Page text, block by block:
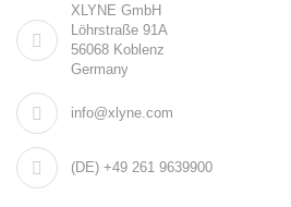
XLYNE GmbH
Löhrstraße 91A
56068 Koblenz
Germany
info@xlyne.com
(DE) +49 261 9639900